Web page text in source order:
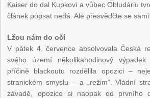
Kaiser do dal Kupkovi a vůbec Obludáriu
článek popsat nedá. Ale přesvědčte se sami:
Lžou nám do očí
V pátek 4. července absolvovala Česká
svého území několikahodinový
příčině blackoutu rozdělila opozici –
stranickém smyslu – a „režim“. Vládní
závadě, opozice si naopak od prvního